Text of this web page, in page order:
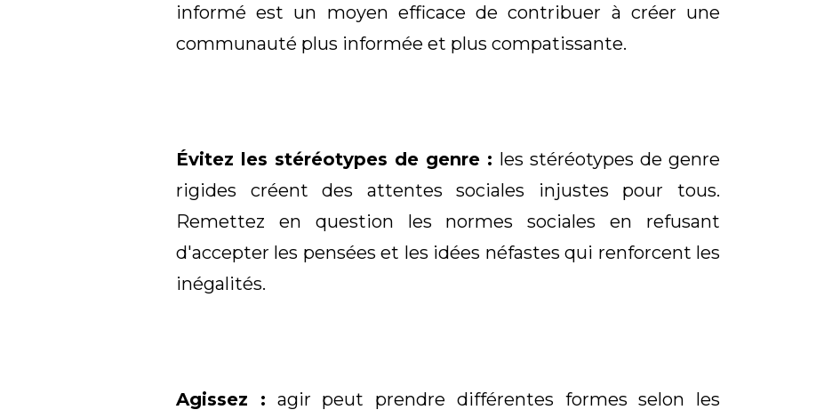
informé est un moyen efficace de contribuer à créer une
communauté plus informée et plus compatissante.
Évitez les stéréotypes de genre : les stéréotypes de genre
rigides créent des attentes sociales injustes pour tous.
Remettez en question les normes sociales en refusant
d'accepter les pensées et les idées néfastes qui renforcent les
inégalités.
Agissez : agir peut prendre différentes formes selon les